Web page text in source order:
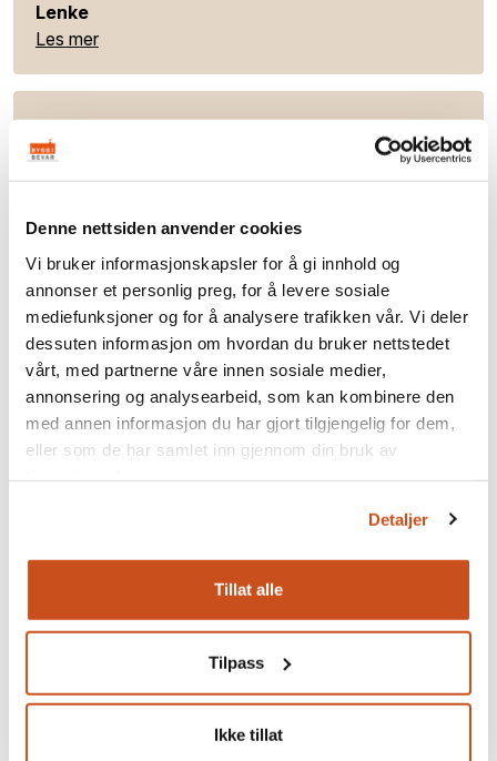
Denne nettsiden anvender cookies
Vi bruker informasjonskapsler for å gi innhold og
annonser et personlig preg, for å levere sosiale
mediefunksjoner og for å analysere trafikken vår. Vi deler
dessuten informasjon om hvordan du bruker nettstedet
vårt, med partnerne våre innen sosiale medier,
annonsering og analysearbeid, som kan kombinere den
med annen informasjon du har gjort tilgjengelig for dem,
eller som de har samlet inn gjennom din bruk av
Detaljer
Tillat alle
Tilpass
Ikke tillat
Lenke
Les mer
Adresse
Erkebispegården, Kongsgårdsgata, Trondheim,
Du må godta cookies for funksjonalitet,
markedsføring og statistikk for å vise dette kartet.
Klikk her for oppdatere ditt samtykke
Vis kursoversikt